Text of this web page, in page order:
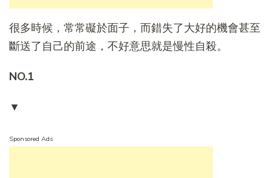
很多時候，常常礙於面子，而錯失了大好的機會甚至
斷送了自己的前途，不好意思就是慢性自殺。
NO.1
▼
Sponsored Ads